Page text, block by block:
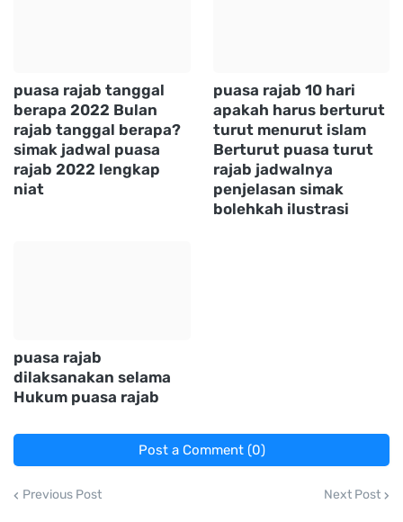
puasa rajab tanggal
berapa 2022 Bulan
rajab tanggal berapa?
simak jadwal puasa
rajab 2022 lengkap
niat
puasa rajab 10 hari
apakah harus berturut
turut menurut islam
Berturut puasa turut
rajab jadwalnya
penjelasan simak
bolehkah ilustrasi
puasa rajab
dilaksanakan selama
Hukum puasa rajab
Post a Comment (0)
Previous Post Next Post